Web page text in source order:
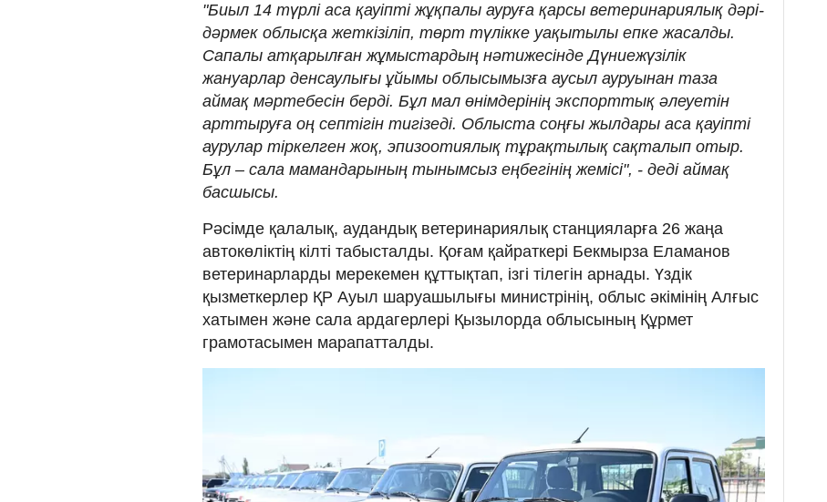
"Биыл 14 түрлі аса қауіпті жұқпалы ауруға қарсы ветеринариялық дәрі-
дәрмек облысқа жеткізіліп, төрт түлікке уақытылы епке жасалды.
Сапалы атқарылған жұмыстардың нәтижесінде Дүниежүзілік
жануарлар денсаулығы ұйымы облысымызға аусыл ауруынан таза
аймақ мәртебесін берді. Бұл мал өнімдерінің экспорттық әлеуетін
арттыруға оң септігін тигізеді. Облыста соңғы жылдары аса қауіпті
аурулар тіркелген жоқ, эпизоотиялық тұрақтылық сақталып отыр.
Бұл – сала мамандарының тынымсыз еңбегінің жемісі", - деді аймақ
басшысы.
Рәсімде қалалық, аудандық ветеринариялық станцияларға 26 жаңа
автокөліктің кілті табысталды. Қоғам қайраткері Бекмырза Еламанов
ветеринарларды мерекемен құттықтап, ізгі тілегін арнады. Үздік
қызметкерлер ҚР Ауыл шаруашылығы министрінің, облыс әкімінің Алғыс
хатымен және сала ардагерлері Қызылорда облысының Құрмет
грамотасымен марапатталды.